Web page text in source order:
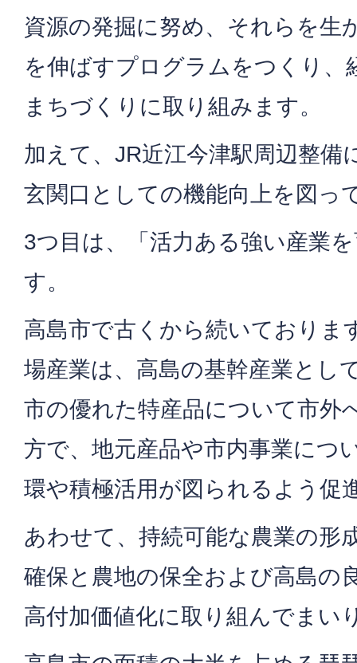
資源の発掘に努め、それらを生
を伸ばすプログラムをつくり、
まちづくりに取り組みます。
加えて、JR近江今津駅周辺整備
玄関口としての機能向上を図っ
3つ目は、「活力ある強い産業
す。
高島市で古くから続いておりま
場産業は、高島の基幹産業とし
市の優れた特産品について市外
方で、地元産品や市内事業につ
環や積極活用が図られるよう促
あわせて、持続可能な農業の形
確保と農地の保全および高島の
高付加価値化に取り組んでまい